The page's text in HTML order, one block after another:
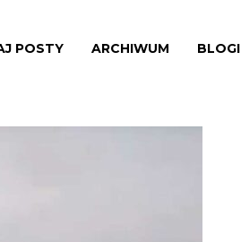
POSTY ARCHIWUM BLOGI